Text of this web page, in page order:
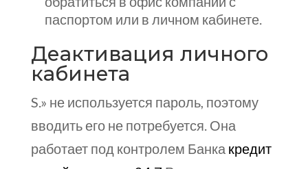
паспортом или в личном кабинете.
Деактивация личного
кабинета
S.» не используется пароль, поэтому
вводить его не потребуется. Она
работает под контролем Банка кредит